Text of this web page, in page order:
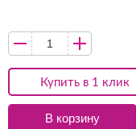
Купить в 1 клик
В корзину